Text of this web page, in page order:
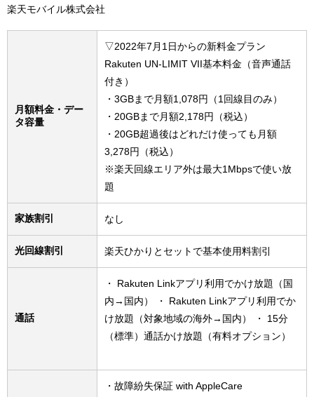
楽天モバイル株式会社
月額料金・デー
タ容量
▽2022年7月1日からの新料金プラン
Rakuten UN-LIMIT VII基本料金（音声通話
付き）
・3GBまで月額1,078円（1回線目のみ）
・20GBまで月額2,178円（税込）
・20GB超過後はどれだけ使っても月額
3,278円（税込）
※楽天回線エリア外は最大1Mbpsで使い放
題
家族割引 なし
光回線割引 楽天ひかりとセットで基本使用料割引
通話
・ Rakuten Linkアプリ利用でかけ放題（国
内→国内） ・ Rakuten Linkアプリ利用でか
け放題（対象地域の海外→国内） ・ 15分
（標準）通話かけ放題（有料オプション）
・故障紛失保証 with AppleCare